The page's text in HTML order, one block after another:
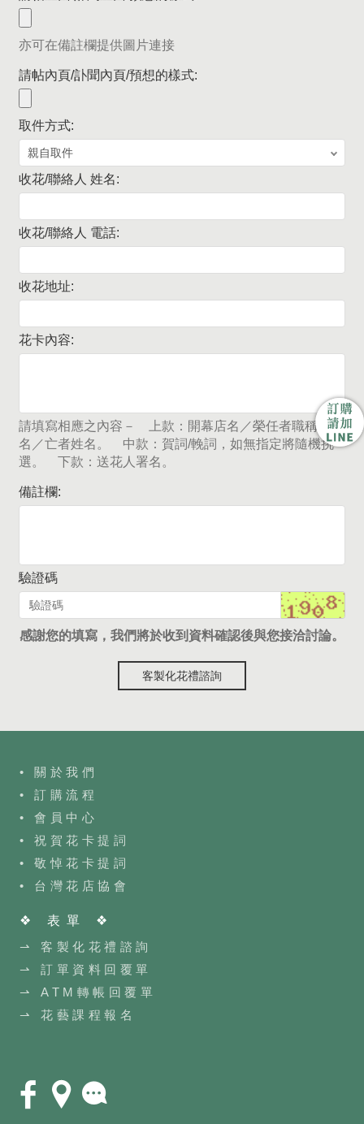
亦可在備註欄提供圖片連接
請帖內頁/訃聞內頁/預想的樣式:
取件方式:
收花/聯絡人 姓名:
收花/聯絡人 電話:
收花地址:
花卡內容:
請填寫相應之內容－ 上款：開幕店名／榮任者職稱及姓
名／亡者姓名。 中款：賀詞/輓詞，如無指定將隨機挑
選。 下款：送花人署名。
備註欄:
驗證碼
感謝您的填寫，我們將於收到資料確認後與您接洽討論。
客製化花禮諮詢
• 關於我們
• 訂購流程
• 會員中心
• 祝賀花卡提詞
• 敬悼花卡提詞
• 台灣花店協會
❖ 表單 ❖
⇀ 客製化花禮諮詢
⇀ 訂單資料回覆單
⇀ ATM轉帳回覆單
⇀ 花藝課程報名